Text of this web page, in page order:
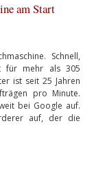
am Start
Schnell,
für mehr als 305
ist seit 25 Jahren
pro Minute.
bei Google auf.
auf, der die